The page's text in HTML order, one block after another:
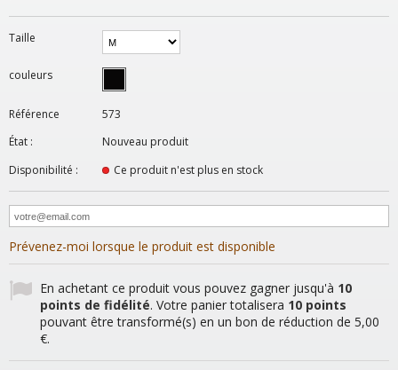
Taille
couleurs
Référence
573
État :
Nouveau produit
Disponibilité :
Ce produit n'est plus en stock
Prévenez-moi lorsque le produit est disponible
En achetant ce produit vous pouvez gagner jusqu'à 10
points de fidélité. Votre panier totalisera 10 points
pouvant être transformé(s) en un bon de réduction de 5,00
€.